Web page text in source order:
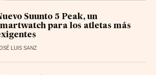
Suunto 5 Peak, un
para los atletas más
LUIS SANZ